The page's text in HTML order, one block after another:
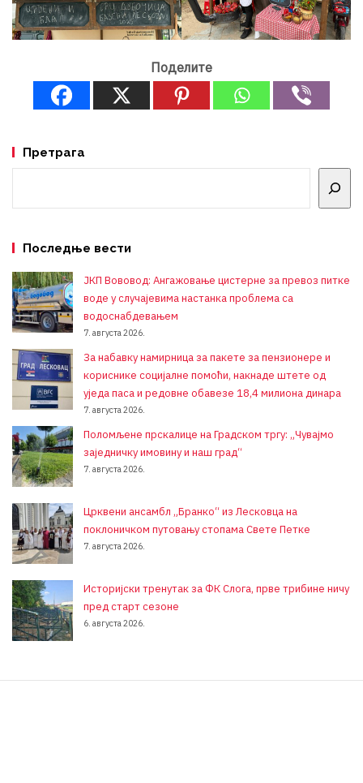
Поделите
Претрага
Последње вести
ЈКП Вововод: Ангажовање цистерне за превоз питке
воде у случајевима настанка проблема са
водоснабдевањем
7. августа 2026.
За набавку намирница за пакете за пензионере и
кориснике социјалне помоћи, накнаде штете од
уједа паса и редовне обавезе 18,4 милиона динара
7. августа 2026.
Поломљене прскалице на Градском тргу: „Чувајмо
заједничку имовину и наш град“
7. августа 2026.
Црквени ансамбл „Бранко“ из Лесковца на
поклоничком путовању стопама Свете Петке
7. августа 2026.
Историјски тренутак за ФК Слога, прве трибине ничу
пред старт сезоне
6. августа 2026.